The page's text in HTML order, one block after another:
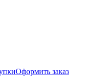
Оформить заказ